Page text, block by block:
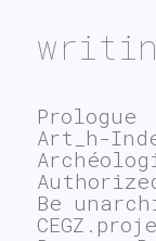
Prologue
Art_h-
Be